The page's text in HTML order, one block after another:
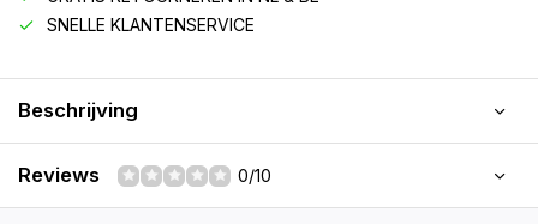
SNELLE KLANTENSERVICE
Beschrijving
Reviews 0/10